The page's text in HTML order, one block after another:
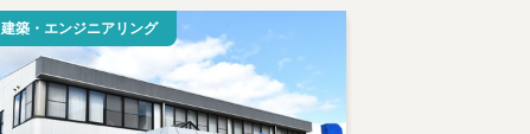
建築・エンジニアリング